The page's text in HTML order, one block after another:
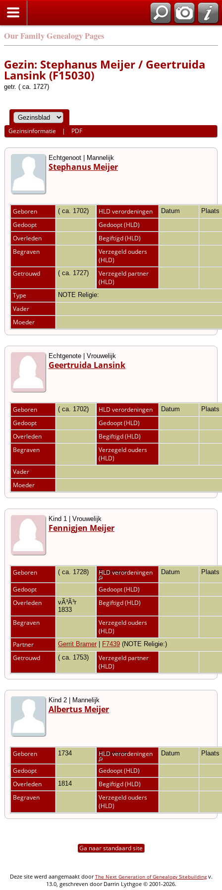
Our Family Genealogy Pages
Gezin: Stephanus Meijer / Geertruida
Lansink (F15030)
getr. ( ca. 1727)
Gezinsinformatie | PDF
Echtgenoot | Mannelijk
Stephanus Meijer
Geboren ( ca. 1702) HLD verordeningen Datum Plaats
Gedoopt
Gedoopt (HLD)
Overleden
Begiftigd (HLD)
Begraven
Verzegeld ouders
(HLD)
Getrouwd
( ca. 1727)
Verzegeld partner
(HLD)
Type
NOTE Religie:
Vader
Moeder
Echtgenote | Vrouwelijk
Geertruida Lansink
Geboren ( ca. 1702) HLD verordeningen Datum Plaats
Gedoopt
Gedoopt (HLD)
Overleden
Begiftigd (HLD)
Begraven
Verzegeld ouders
(HLD)
Vader
Moeder
Kind 1 | Vrouwelijk
Fennigjen Meijer
Geboren ( ca. 1728) Geesteren
HLD verordeningen Datum Plaats
Gedoopt
Gedoopt (HLD)
Overleden
vÃ³Ã³r
1833
Begiftigd (HLD)
Begraven
Verzegeld ouders
(HLD)
Partner
Gerrit Bramer F7439 (NOTE Religie:)
Getrouwd ( ca. 1753)
Verzegeld partner
(HLD)
Kind 2 | Mannelijk
Albertus Meijer
Geboren 1734 Geesteren
HLD verordeningen Datum Plaats
Gedoopt
Gedoopt (HLD)
Overleden
1814
Begiftigd (HLD)
Begraven
Verzegeld ouders
(HLD)
Ga naar standaard site
Deze site werd aangemaakt doorThe Next Generation of Genealogy Sitebuildingv.
13.0, geschreven door Darrin Lythgoe © 2001-2026.